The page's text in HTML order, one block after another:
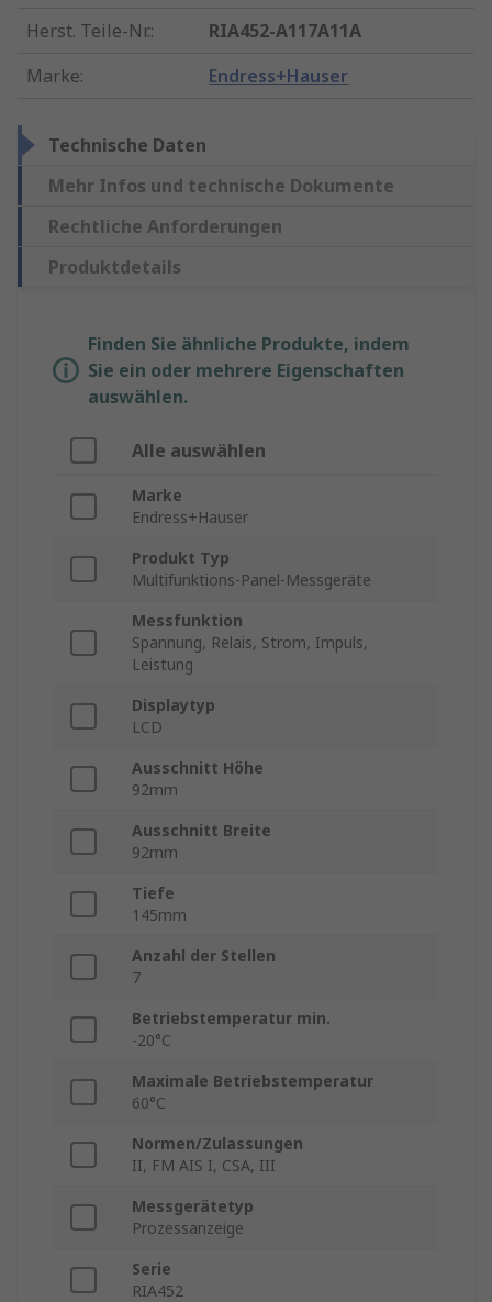
Herst. Teile-Nr.:
RIA452-A117A11A
Marke: Endress+Hauser
Technische Daten
Mehr Infos und technische Dokumente
Rechtliche Anforderungen
Produktdetails
Finden Sie ähnliche Produkte, indem
Sie ein oder mehrere Eigenschaften
auswählen.
Alle auswählen
Marke
Endress+Hauser
Produkt Typ
Multifunktions-Panel-Messgeräte
Messfunktion
Spannung, Relais, Strom, Impuls,
Leistung
Displaytyp
LCD
Ausschnitt Höhe
92mm
Ausschnitt Breite
92mm
Tiefe
145mm
Anzahl der Stellen
7
Betriebstemperatur min.
-20°C
Maximale Betriebstemperatur
60°C
Normen/Zulassungen
II, FM AIS I, CSA, III
Messgerätetyp
Prozessanzeige
Serie
RIA452